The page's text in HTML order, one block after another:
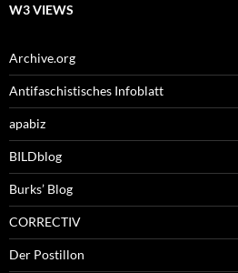
W3 VIEWS
Archive.org
Antifaschistisches Infoblatt
apabiz
BILDblog
Burks’ Blog
CORRECTIV
Der Postillon